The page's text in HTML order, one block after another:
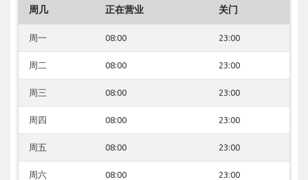
周几 正在营业 关门
周一 08:00 23:00
周二 08:00 23:00
周三 08:00 23:00
周四 08:00 23:00
周五 08:00 23:00
周六 08:00 23:00